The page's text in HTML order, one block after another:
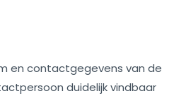
en contactgegevens van de
duidelijk vindbaar